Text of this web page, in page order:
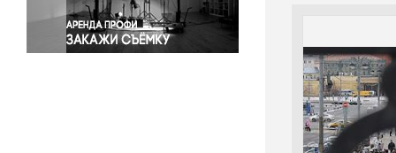
Экономика и бизнес